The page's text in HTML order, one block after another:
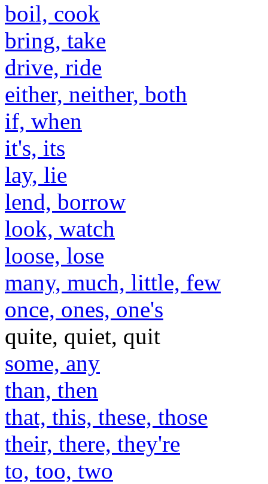
boil, cook
bring, take
drive, ride
either, neither, both
if, when
it's, its
lay, lie
lend, borrow
look, watch
loose, lose
many, much, little, few
once, ones, one's
quite, quiet, quit
some, any
than, then
that, this, these, those
their, there, they're
to, too, two